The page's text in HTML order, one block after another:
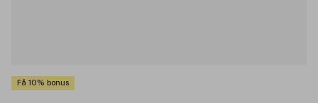
Få 10% bonus